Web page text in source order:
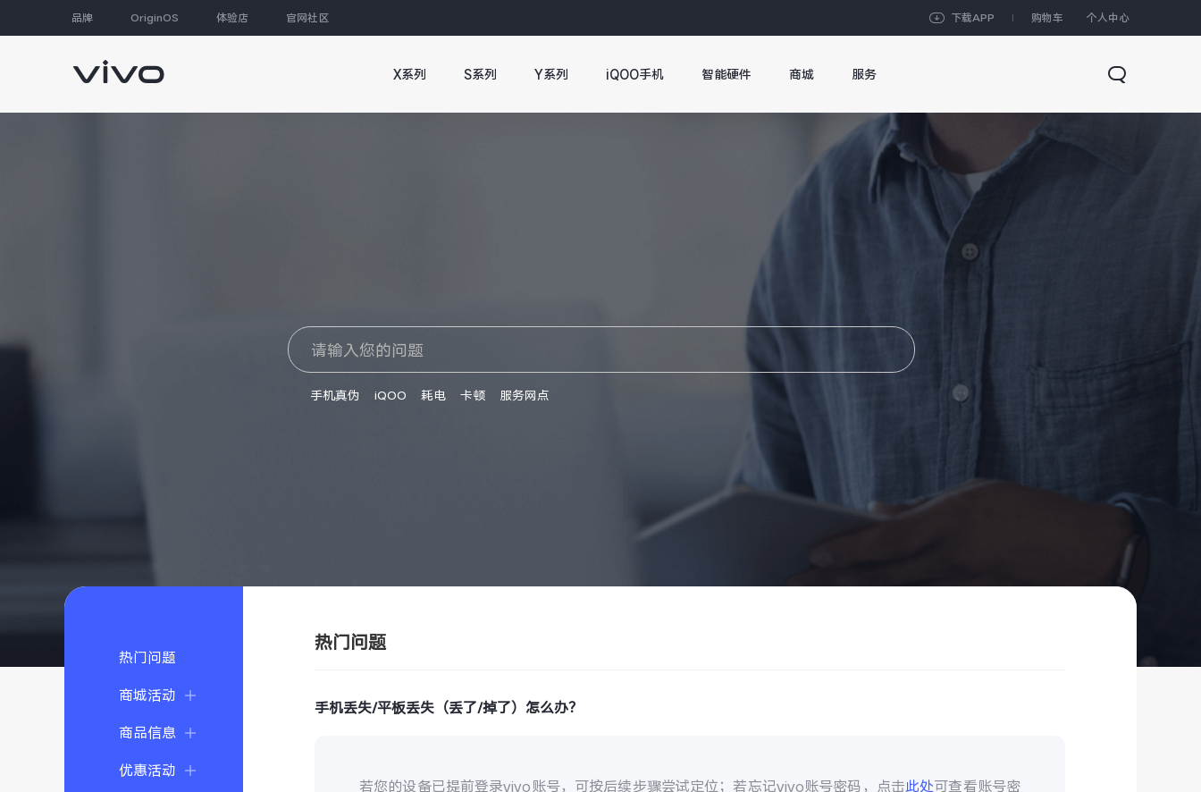
品牌 OriginOS 体验店 官网社区 下载APP 购物车 个人中心
X系列 S系列 Y系列 iQOO手机 智能硬件 商城 服务
手机真伪 iQOO 耗电 卡顿 服务网点
热门问题
商城活动
商品信息
优惠活动
热门问题
手机丢失/平板丢失（丢了/掉了）怎么办？
若您的设备已提前登录vivo账号，可按后续步骤尝试定位；若忘记vivo账号密码，点击此处可查看账号密